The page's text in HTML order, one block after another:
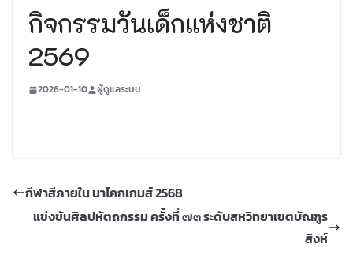
กิจกรรมวันเด็กแห่งชาติ
2569
2026-01-10 ผู้ดูแลระบบ
กีฬาสีภายใน นาโคกเกมส์ 2568
แข่งขันศิลปหัตถกรรม ครั้งที่ ๗๓ ระดับสหวิทยาเขตบัณฑูร
สิงห์